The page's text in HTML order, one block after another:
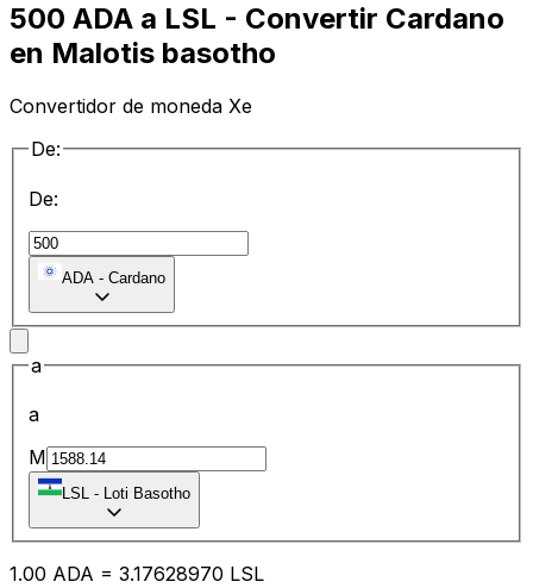
500 ADA a LSL - Convertir Cardano
en Malotis basotho
Convertidor de moneda Xe
De:
De:
ADA - Cardano
a
a
M
LSL - Loti Basotho
1.00 ADA = 3.17628970 LSL